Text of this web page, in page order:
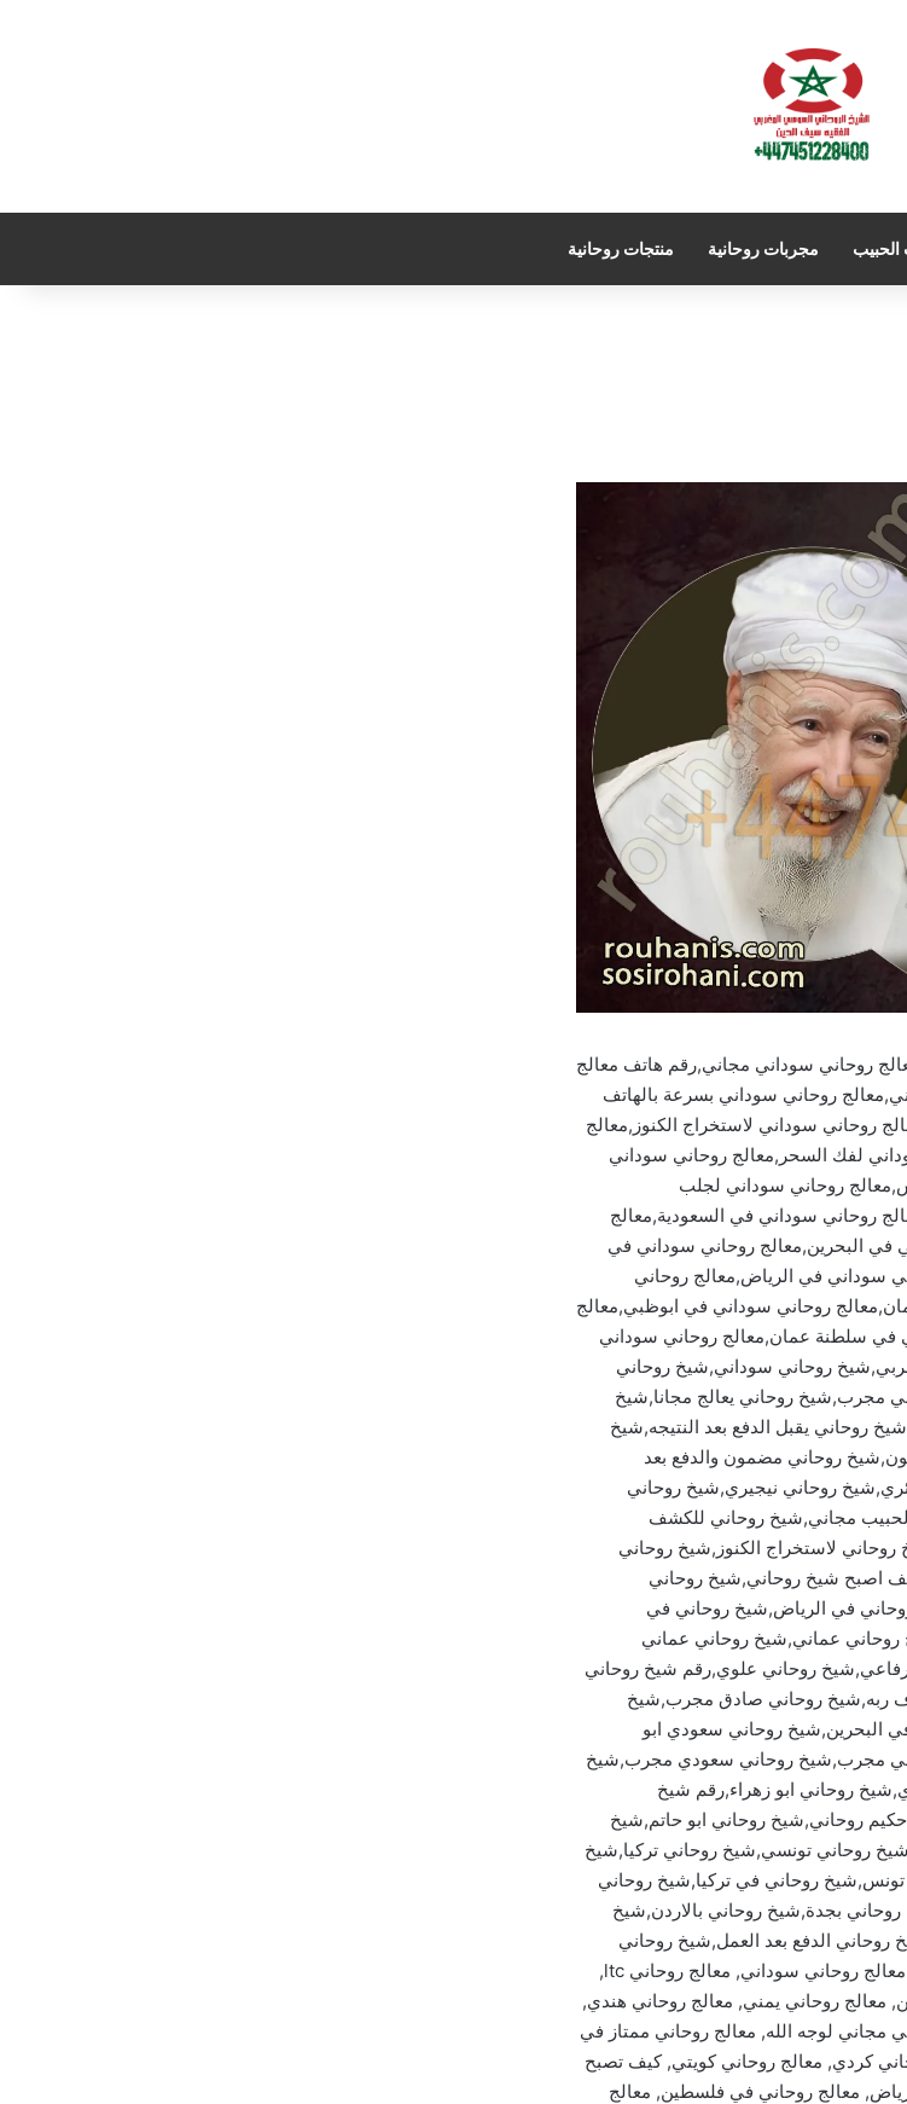
مجربات روحانية منتجات روحانية
روحاني سوداني مجاني,رقم هاتف معالج
روحاني سوداني بسرعة بالهاتف
روحاني سوداني لاستخراج الكنوز,معالج
لفك السحر,معالج روحاني سوداني
روحاني سوداني لجلب
روحاني سوداني في السعودية,معالج
في البحرين,معالج روحاني سوداني في
سوداني في الرياض,معالج روحاني
روحاني سوداني في ابوظبي,معالج
في سلطنة عمان,معالج روحاني سوداني
روحاني سوداني,شيخ روحاني
روحاني يعالج مجانا,شيخ
روحاني يقبل الدفع بعد النتيجه,شيخ
روحاني مضمون والدفع بعد
روحاني نيجيري,شيخ روحاني
مجاني,شيخ روحاني للكشف
لاستخراج الكنوز,شيخ روحاني
اصبح شيخ روحاني,شيخ روحاني
في الرياض,شيخ روحاني في
عماني,شيخ روحاني عماني
روحاني علوي,رقم شيخ روحاني
ربه,شيخ روحاني صادق مجرب,شيخ
البحرين,شيخ روحاني سعودي ابو
مجرب,شيخ روحاني سعودي مجرب,شيخ
روحاني ابو زهراء,رقم شيخ
روحاني,شيخ روحاني ابو حاتم,شيخ
روحاني تونسي,شيخ روحاني تركيا,شيخ
روحاني في تركيا,شيخ روحاني
بجدة,شيخ روحاني بالاردن,شيخ
الدفع بعد العمل,شيخ روحاني
الدفع بعد البرهان,معالج روحاني سابق, معالج روحاني اردني, معالج روحاني مغربي, معالج روحاني سوداني, معالج روحاني ltc,
معالج روحاني يمني, معالج روحاني هندي,
مجاني لوجه الله, معالج روحاني ممتاز في
كردي, معالج روحاني كويتي, كيف تصبح
معالج روحاني في فلسطين, معالج